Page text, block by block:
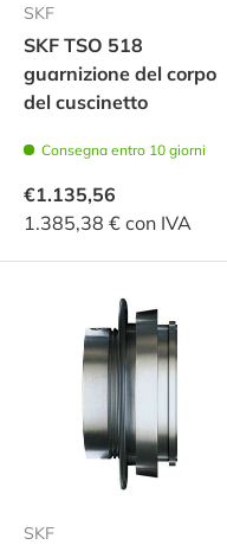
SKF
SKF TSO 518
guarnizione del corpo
del cuscinetto
Consegna entro 10 giorni
€1.135,56
1.385,38 € con IVA
SKF